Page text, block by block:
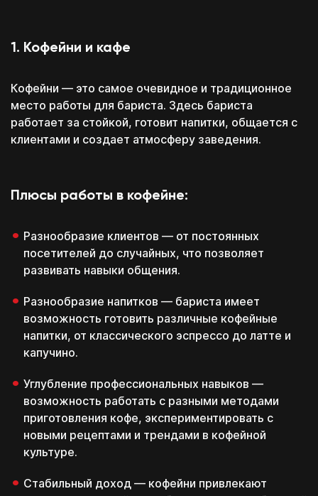
1. Кофейни и кафе
Кофейни — это самое очевидное и традиционное
место работы для бариста. Здесь бариста
работает за стойкой, готовит напитки, общается с
клиентами и создает атмосферу заведения.
Плюсы работы в кофейне:
Разнообразие клиентов — от постоянных
посетителей до случайных, что позволяет
развивать навыки общения.
Разнообразие напитков — бариста имеет
возможность готовить различные кофейные
напитки, от классического эспрессо до латте и
капучино.
Углубление профессиональных навыков —
возможность работать с разными методами
приготовления кофе, экспериментировать с
новыми рецептами и трендами в кофейной
культуре.
Стабильный доход — кофейни привлекают